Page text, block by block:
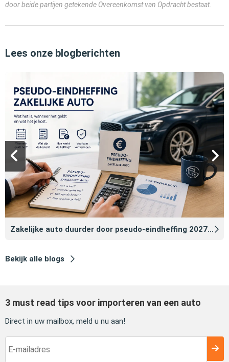
door beide partijen getekende Overeenkomst van Opdracht bestaat.
Lees onze blogberichten
Zakelijke auto duurder door pseudo‑eindheffing 2027: zo voorkomt u dat
Bekijk alle blogs
3 must read tips voor importeren van een auto
Direct in uw mailbox, meld u nu aan!